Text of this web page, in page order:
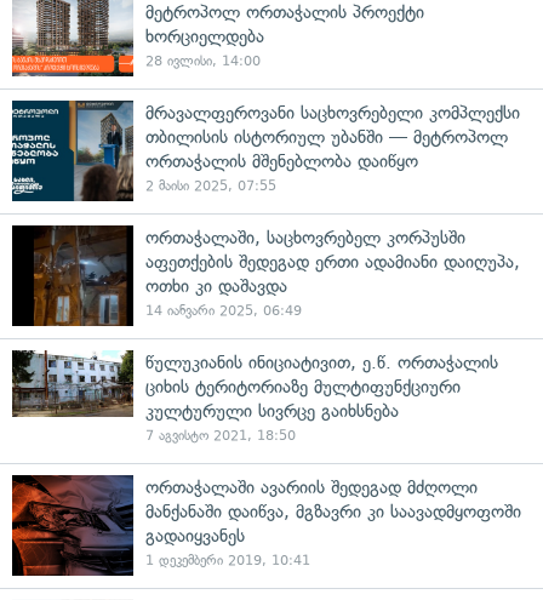
მეტროპოლ ორთაჭალის პროექტი
ხორციელდება
28 ივლისი, 14:00
მრავალფეროვანი საცხოვრებელი კომპლექსი
თბილისის ისტორიულ უბანში — მეტროპოლ
ორთაჭალის მშენებლობა დაიწყო
2 მაისი 2025, 07:55
ორთაჭალაში, საცხოვრებელ კორპუსში
აფეთქების შედეგად ერთი ადამიანი დაიღუპა,
ოთხი კი დაშავდა
14 იანვარი 2025, 06:49
წულუკიანის ინიციატივით, ე.წ. ორთაჭალის
ციხის ტერიტორიაზე მულტიფუნქციური
კულტურული სივრცე გაიხსნება
7 აგვისტო 2021, 18:50
ორთაჭალაში ავარიის შედეგად მძღოლი
მანქანაში დაიწვა, მგზავრი კი საავადმყოფოში
გადაიყვანეს
1 დეკემბერი 2019, 10:41